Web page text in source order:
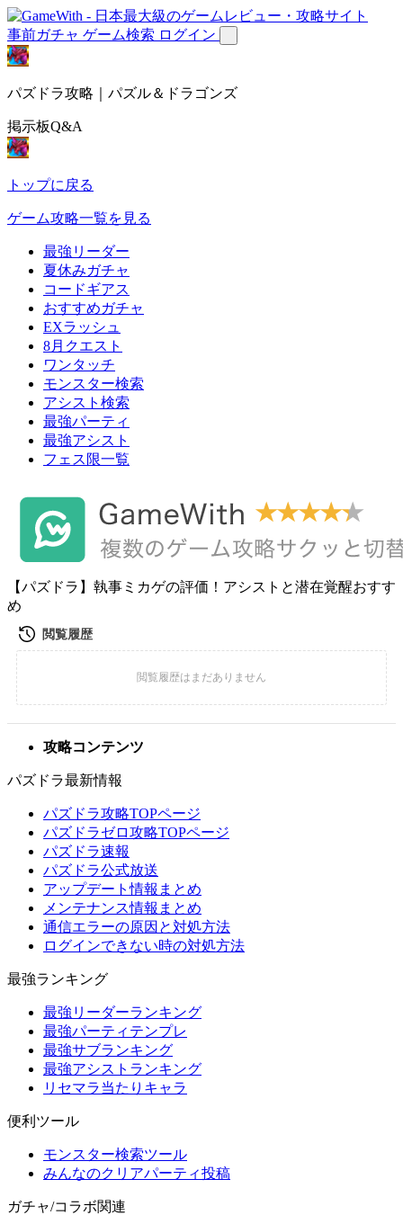
事前ガチャ ゲーム検索 ログイン
パズドラ攻略｜パズル＆ドラゴンズ
掲示板Q&A
トップに戻る
ゲーム攻略一覧を見る
最強リーダー
夏休みガチャ
コードギアス
おすすめガチャ
EXラッシュ
8月クエスト
ワンタッチ
モンスター検索
アシスト検索
最強パーティ
最強アシスト
フェス限一覧
【パズドラ】執事ミカゲの評価！アシストと潜在覚醒おすす
め
攻略コンテンツ
パズドラ最新情報
パズドラ攻略TOPページ
パズドラゼロ攻略TOPページ
パズドラ速報
パズドラ公式放送
アップデート情報まとめ
メンテナンス情報まとめ
通信エラーの原因と対処方法
ログインできない時の対処方法
最強ランキング
最強リーダーランキング
最強パーティテンプレ
最強サブランキング
最強アシストランキング
リセマラ当たりキャラ
便利ツール
モンスター検索ツール
みんなのクリアパーティ投稿
ガチャ/コラボ関連